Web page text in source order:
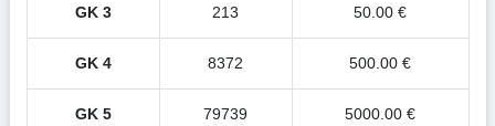
GK 3 213 50.00 €
GK 4 8372 500.00 €
GK 5 79739 5000.00 €